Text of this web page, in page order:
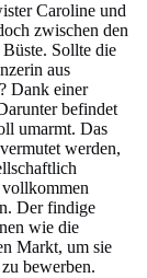
Caroline und
zwischen den
Sollte die
aus
Dank einer
befindet
umarmt. Das
werden,
vollkommen
Der findige
wie die
Markt, um sie
bewerben.